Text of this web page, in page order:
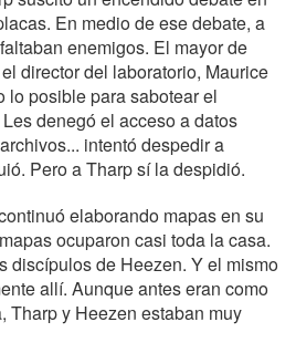
En medio de ese debate, a
enemigos. El mayor de
director del laboratorio, Maurice
lo posible para sabotear el
denegó el acceso a datos
intentó despedir a
Pero a Tharp sí la despidió.
elaborando mapas en su
ocuparon casi toda la casa.
discípulos de Heezen. Y el mismo
allí. Aunque antes eran como
Tharp y Heezen estaban muy